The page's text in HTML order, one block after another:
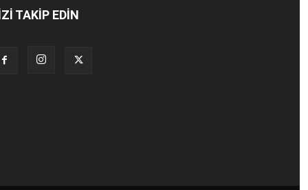
TAKİP EDİN